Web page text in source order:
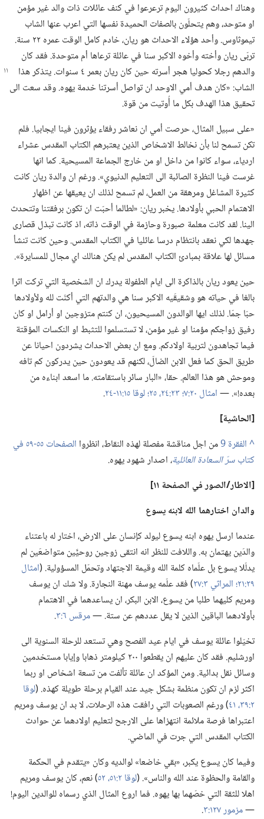
وهناك احداث كثيرون اليوم ترعرعوا في كنف عائلات ذات والد غير مؤمن
او متوحد،‏ وهم يتحلّون بالصفات الحميدة نفسها التي اعرب عنها الشاب
تيموثاوس.‏ وأحد هؤلاء الاحداث هو ريان،‏ خادم كامل الوقت عمره ٢٢ سنة.‏
تربّى ريان وأخته وأخوه الاكبر سنا في عائلة ترعاها أم متوحدة.‏ فقد كان
والدهم رجلا كحوليا هجر أسرته
حين كان ريان بعمر ٤ سنوات.‏ يتذكر هذا
الشاب:‏ «كان هدف أمي الاوحد ان تواصل أسرتنا خدمة يهوه.‏ وقد سعت الى
تحقيق هذا الهدف بكل ما أُوتيت من قوة.‏
‏«على سبيل المثال،‏ حرصت أمي ان نعاشر رفقاء يؤثرون فينا ايجابيا.‏ فلم
تكن تسمح لنا بأن نخالط الاشخاص الذين يعتبرهم الكتاب المقدس عشراء
اردياء،‏ سواء كانوا من داخل او من خارج الجماعة المسيحية.‏ كما انها
غرست فينا النظرة الصائبة الى التعليم الدنيوي».‏ ورغم ان والدة ريان كانت
كثيرة المشاغل ومرهقة من العمل،‏ لم تسمح لذلك ان يعيقها عن اظهار
الاهتمام الحبي بأولادها.‏ يخبر ريان:‏ «لطالما أحبّت ان تكون برفقتنا وتتحدث
الينا.‏ لقد كانت معلمة صبورة وحازمة في الوقت ذاته،‏ اذ كانت تبذل قصارى
جهدها لكي نعقد بانتظام درسا عائليا في الكتاب المقدس.‏ وحين كانت تنشأ
مسائل لها علاقة بمبادئ الكتاب المقدس لم يكن هنالك اي مجال للمسايرة».‏
حين يعود ريان بالذاكرة الى ايام الطفولة يدرك ان الشخصية التي تركت اثرا
بالغا في حياته هو وشقيقَيه الاكبر سنا هي والدتهم التي أكنّت لله ولأولادها
حبّا جمّا.‏ لذلك ايها الوالدون المسيحيون،‏ ان كنتم متزوجين او أرامل او كان
رفيق زواجكم مؤمنا او غير مؤمن،‏ لا تستسلموا للتثبط او النكسات المؤقتة
فيما تجاهدون لتربية اولادكم.‏ ومع ان بعض الاحداث يشردون احيانا عن
طريق الحق كما فعل الابن الضالّ،‏ لكنهم قد يعودون حين يدركون كم تافه
وموحش هو هذا العالم.‏ حقا،‏ «البار سائر باستقامته.‏ ما اسعد ابناءه من
بعده!‏».‏ —‏امثال ٢٠:‏٧؛‏ لوقا ١٥:‏١١-‏٢٤
‏.‏
‏[الحاشية]‏
^
من اجل مناقشة مفصلة لهذه النقاط،‏ انظروا
الصفحات ٥٥-‏٥٩ في
كتابسرّ السعادة العائلية‏،‏اصدار شهود يهوه.‏
‏[الاطار/‏الصورفي الصفحة ١١]‏
والدان اختارهما الله لابنه يسوع
عندما ارسل يهوه ابنه يسوع ليولد كإنسان على الارض،‏ اختار له باعتناء
والدَين يهتمان به.‏ واللافت للنظر انه انتقى زوجين روحيَّين متواضعَين لم
يدلّلا يسوع بل علّماه كلمة الله وقيمة الاجتهاد وتحمّل المسؤولية.‏ (‏امثال
٢٩:‏٢١؛‏
المراثي ٣:‏٢٧
‏)‏ فقد علّمه يوسف مهنة النجارة.‏ ولا شك ان يوسف
ومريم كليهما طلبا من يسوع،‏ الابن البكر،‏ ان يساعدهما في الاهتمام
بأولادهما الباقين الذين لا يقل عددهم عن ستة.‏ —‏مرقس ٦:‏٣
‏.‏
تخيّلوا عائلة يوسف في ايام عيد الفصح وهي تستعد للرحلة السنوية الى
اورشليم.‏ فقد كان عليهم ان يقطعوا ٢٠٠ كيلومتر ذهابا وإيابا مستخدمين
وسائل نقل بدائية.‏ ومن المؤكد ان عائلة تألفت من تسعة اشخاص او ربما
اكثر لزم ان تكون منظمة بشكل جيد عند القيام برحلة طويلة كهذه.‏ (‏لوقا
٢:‏٣٩،‏
‏)‏ ورغم الصعوبات التي رافقت هذه الرحلات،‏ لا بد ان يوسف ومريم
اعتبراها فرصة ملائمة انتهزاها على الارجح لتعليم اولادهما عن حوادث
الكتاب المقدس التي جرت في الماضي.‏
وفيما كان يسوع يكبر،‏ «بقي خاضعا» لوالديه وكان «يتقدم في الحكمة
والقامة والحظوة عند الله والناس».‏ (‏لوقا ٢:‏٥١،‏ ٥٢
‏)‏ نعم،‏ كان يوسف ومريم
اهلا للثقة التي خصّهما بها يهوه.‏ فما اروع المثال الذي رسماه للوالدين اليوم!‏
—‏مزمور ١٢٧:‏٣ ‏.‏